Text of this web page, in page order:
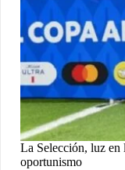
La Selección, luz en
oportunismo